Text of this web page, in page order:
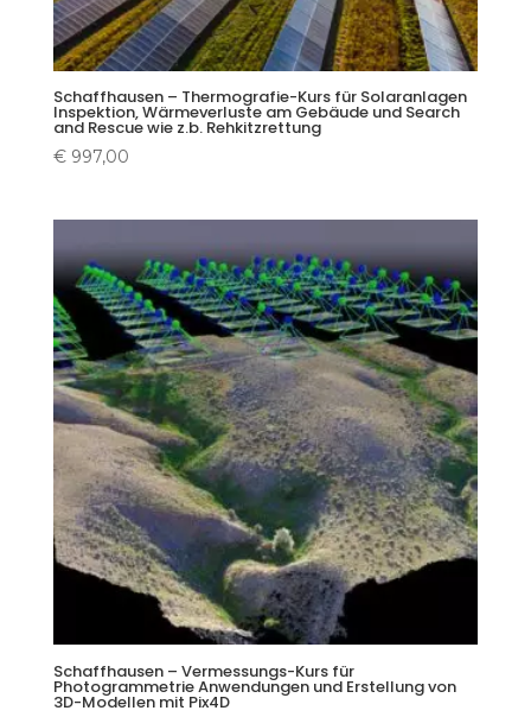
Schaffhausen – Thermografie-Kurs für Solaranlagen
Inspektion, Wärmeverluste am Gebäude und Search
and Rescue wie z.b. Rehkitzrettung
€997,00
Schaffhausen – Vermessungs-Kurs für
Photogrammetrie Anwendungen und Erstellung von
3D-Modellen mit Pix4D